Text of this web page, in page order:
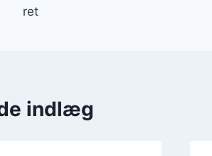
ret
indlæg